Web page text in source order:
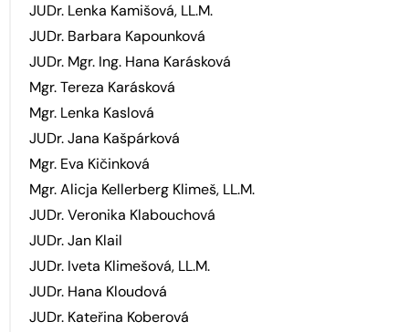
JUDr. Lenka Kamišová, LL.M.
JUDr. Barbara Kapounková
JUDr. Mgr. Ing. Hana Karásková
Mgr. Tereza Karásková
Mgr. Lenka Kaslová
JUDr. Jana Kašpárková
Mgr. Eva Kičinková
Mgr. Alicja Kellerberg Klimeš, LL.M.
JUDr. Veronika Klabouchová
JUDr. Jan Klail
JUDr. Iveta Klimešová, LL.M.
JUDr. Hana Kloudová
JUDr. Kateřina Koberová